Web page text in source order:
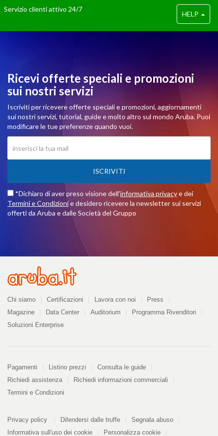
HELP
Servizio clienti attivo 24/7
Ricevi offerte speciali e promozioni
sui nostri servizi
Iscriviti per ricevere offerte speciali e promozioni, aggiornamenti
sui nostri servizi, tutorial, guide e molto altro sul mondo Aruba. Puoi
modificare le tue preferenze quando vuoi.
ISCRIVITI
*Dichiaro di aver preso visione dell'informativa privacye dei
Termini e Condizionie desidero ricevere la newsletter sui servizi
offerti da Aruba e dalle Società del Gruppo
Azienda
Chi siamo Certificazioni Lavora con noi
Press
Magazine
Data Center Auditorium
Programma Rivenditori
Soluzioni Enterprise
Pagamenti
Pagamenti Listino prezzi
Consulta le guide
Richiedi assistenza
Richiedi informazioni commerciali
Termini e Condizioni
Informazioni
Privacy policy
PDF
kB
Difendersi dalle truffe
Segnala abuso
Informativa sull'uso dei cookie
Personalizza cookie